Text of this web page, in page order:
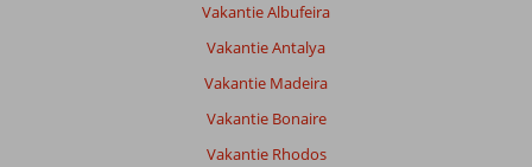
Vakantie Albufeira
Vakantie Antalya
Vakantie Madeira
Vakantie Bonaire
Vakantie Rhodos